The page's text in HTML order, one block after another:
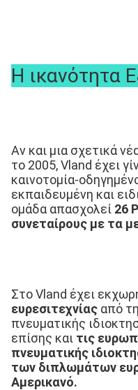
Η ικανότητα
Αν και μια σχετικά
το 2005, Vland έχει
καινοτομία-
εκπαιδευμένη και
ομάδα απασχολεί 26
συνεταίρους με τα
Στο Vland έχει
ευρεσιτεχνίας από
πνευματικής
επίσης και τις
πνευματικής
των διπλωμάτων
Αμερικανό.